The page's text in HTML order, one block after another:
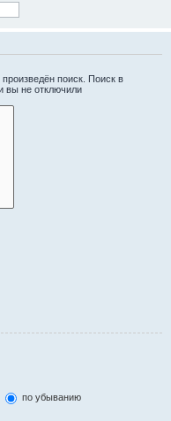
поиск. Поиск в
вы не отключили
по убыванию